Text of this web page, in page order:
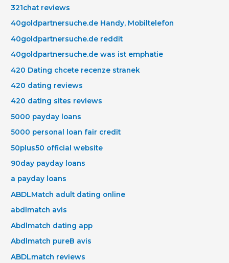
321chat reviews
40goldpartnersuche.de Handy, Mobiltelefon
40goldpartnersuche.de reddit
40goldpartnersuche.de was ist emphatie
420 Dating chcete recenze stranek
420 dating reviews
420 dating sites reviews
5000 payday loans
5000 personal loan fair credit
50plus50 official website
90day payday loans
a payday loans
ABDLMatch adult dating online
abdlmatch avis
Abdlmatch dating app
Abdlmatch pureВ avis
ABDLmatch reviews